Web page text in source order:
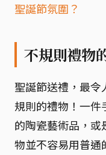
聖誕節氛圍？
不規則禮物
聖誕節送禮，最
規則的禮物！一件
的陶瓷藝術品，
物並不容易用普通